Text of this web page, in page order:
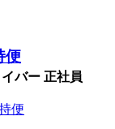
便
バー 正社員